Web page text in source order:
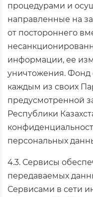
процедурами и
направленные на
от постороннего
информации, ее
уничтожения. Фонд
каждым из своих
предусмотренной
Республики
персональных
4.3. Сервисы
передаваемых
Сервисами в сети